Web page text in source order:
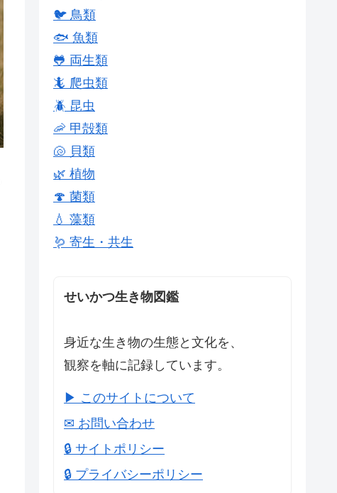
🐦 鳥類
🐟 魚類
🐸 両生類
🦎 爬虫類
🪲 昆虫
🦐 甲殻類
🐚 貝類
🌿 植物
🍄 菌類
💧 藻類
🪱 寄生・共生
せいかつ生き物図鑑
身近な生き物の生態と文化を、
観察を軸に記録しています。
▶ このサイトについて
✉ お問い合わせ
🔒 サイトポリシー
🔒 プライバシーポリシー